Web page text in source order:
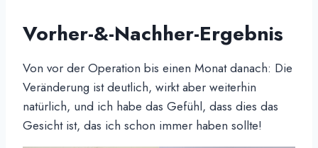
Vorher-&-Nachher-Ergebnis
Von vor der Operation bis einen Monat danach: Die
Veränderung ist deutlich, wirkt aber weiterhin
natürlich, und ich habe das Gefühl, dass dies das
Gesicht ist, das ich schon immer haben sollte!